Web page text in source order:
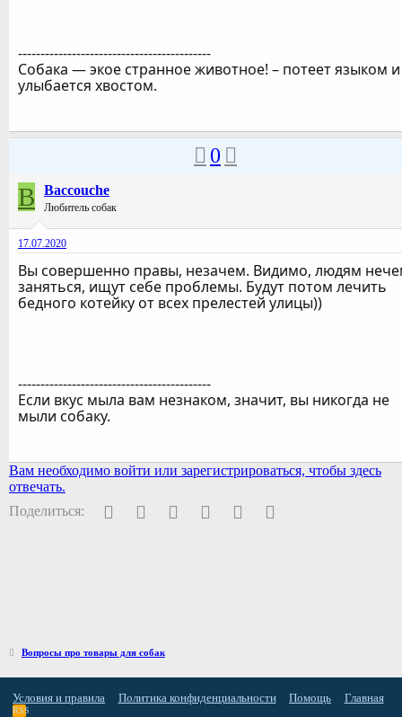
-------------------------------------------
Собака — экое странное животное! – потеет языком и
улыбается хвостом.
0
B Baccouche
Любитель собак
17.07.2020
Вы совершенно правы, незачем. Видимо, людям
заняться, ищут себе проблемы. Будут потом лечить
бедного котейку от всех прелестей улицы))
-------------------------------------------
Если вкус мыла вам незнаком, значит, вы никогда не
мыли собаку.
Вам необходимо войти или зарегистрироваться, чтобы здесь
отвечать.
Поделиться:
Facebook
Twitter PinterestWhatsAppЭлектронная почта
Вопросы про товары для собак
Условия и правила Политика конфиденциальности Помощь Главная
RSS